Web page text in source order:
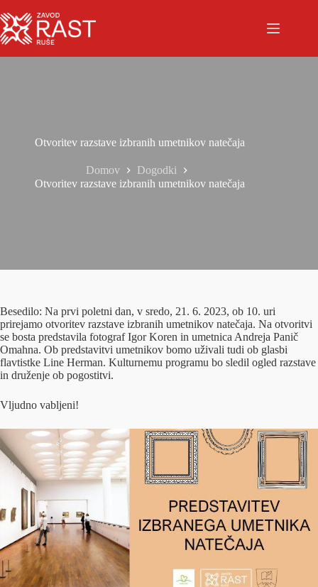
Otvoritev razstave izbranih umetnikov natečaja
Domov
Dogodki
Otvoritev razstave izbranih umetnikov natečaja
Besedilo: Na prvi poletni dan, v sredo, 21. 6. 2023, ob 10. uri
prirejamo otvoritev razstave izbranih umetnikov natečaja. Na otvoritvi
se bosta predstavila fotograf Igor Koren in umetnica Andreja Panič
Omahna. Ob predstavitvi umetnikov bomo uživali tudi ob glasbi
flavtistke Line Herman. Kulturnemu programu bo sledil ogled razstave
in druženje ob pogostitvi.
Vljudno vabljeni!